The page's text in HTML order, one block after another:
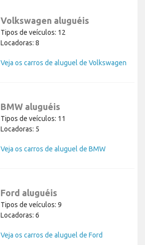
Volkswagen aluguéis
Tipos de veículos: 12
Locadoras: 8
Veja os carros de aluguel de Volkswagen
BMW aluguéis
Tipos de veículos: 11
Locadoras: 5
Veja os carros de aluguel de BMW
Ford aluguéis
Tipos de veículos: 9
Locadoras: 6
Veja os carros de aluguel de Ford